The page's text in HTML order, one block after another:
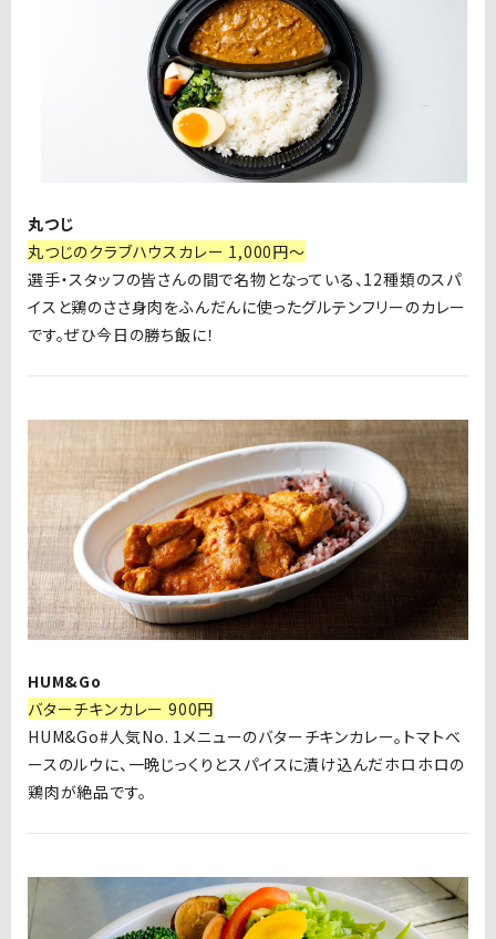
丸つじ
丸つじのクラブハウスカレー 1,000円～
選手・スタッフの皆さんの間で名物となっている、12種類のスパ
イスと鶏のささ身肉をふんだんに使ったグルテンフリーのカレー
です。ぜひ今日の勝ち飯に！
HUM&Go
バターチキンカレー 900円
HUM&Go#人気No. 1メニューのバターチキンカレー。トマトベ
ースのルウに、一晩じっくりとスパイスに漬け込んだホロホロの
鶏肉が絶品です。